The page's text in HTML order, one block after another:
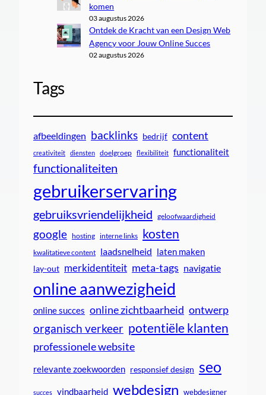
komen
03 augustus 2026
Ontdek de Kracht van een Design Web
Agency voor Jouw Online Succes
02 augustus 2026
Tags
afbeeldingen backlinks bedrijf content
creativiteit diensten doelgroep flexibiliteit functionaliteit
functionaliteiten
gebruikerservaring
gebruiksvriendelijkheid geloofwaardigheid
google hosting interne links kosten
kwalitatieve content laadsnelheid
laten maken
lay-out merkidentiteit meta-tags navigatie
online aanwezigheid
online succes online zichtbaarheid ontwerp
organisch verkeer potentiële klanten
professionele website
relevante zoekwoorden responsief design seo
succes vindbaarheid webdesign webdesigner